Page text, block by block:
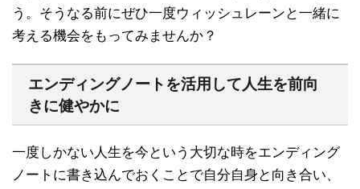
う。そうなる前にぜひ一度ウィッシュレーンと一緒に
考える機会をもってみませんか？
エンディングノートを活用して人生を前向
きに健やかに
一度しかない人生を今という大切な時をエンディング
ノートに書き込んでおくことで自分自身と向き合い、